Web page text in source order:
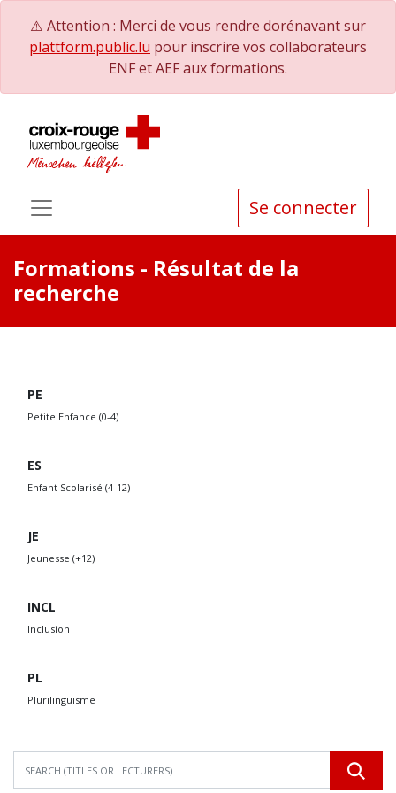
⚠️ Attention : Merci de vous rendre dorénavant sur
plattform.public.lu pour inscrire vos collaborateurs
ENF et AEF aux formations.
Se connecter
Formations - Résultat de la
recherche
PE
Petite Enfance (0-4)
ES
Enfant Scolarisé (4-12)
JE
Jeunesse (+12)
INCL
Inclusion
PL
Plurilinguisme